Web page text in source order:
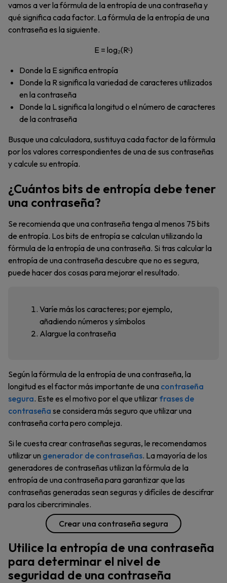
vamos a ver la fórmula de la entropía de una contraseña y
qué significa cada factor. La fórmula de la entropía de una
contraseña es la siguiente.
E = log₂(Rᶫ)
Donde la E significa entropía
Donde la R significa la variedad de caracteres utilizados
en la contraseña
Donde la L significa la longitud o el número de caracteres
de la contraseña
Busque una calculadora, sustituya cada factor de la fórmula
por los valores correspondientes de una de sus contraseñas
y calcule su entropía.
¿Cuántos bits de entropía debe tener
una contraseña?
Se recomienda que una contraseña tenga al menos 75 bits
de entropía. Los bits de entropía se calculan utilizando la
fórmula de la entropía de una contraseña. Si tras calcular la
entropía de una contraseña descubre que no es segura,
puede hacer dos cosas para mejorar el resultado.
Varíe más los caracteres; por ejemplo,
añadiendo números y símbolos
Alargue la contraseña
Según la fórmula de la entropía de una contraseña, la
longitud es el factor más importante de una contraseña
segura. Este es el motivo por el que utilizar frases de
contraseña se considera más seguro que utilizar una
contraseña corta pero compleja.
Si le cuesta crear contraseñas seguras, le recomendamos
utilizar un generador de contraseñas. La mayoría de los
generadores de contraseñas utilizan la fórmula de la
entropía de una contraseña para garantizar que las
contraseñas generadas sean seguras y difíciles de descifrar
para los cibercriminales.
Crear una contraseña segura
Utilice la entropía de una contraseña
para determinar el nivel de
seguridad de una contraseña